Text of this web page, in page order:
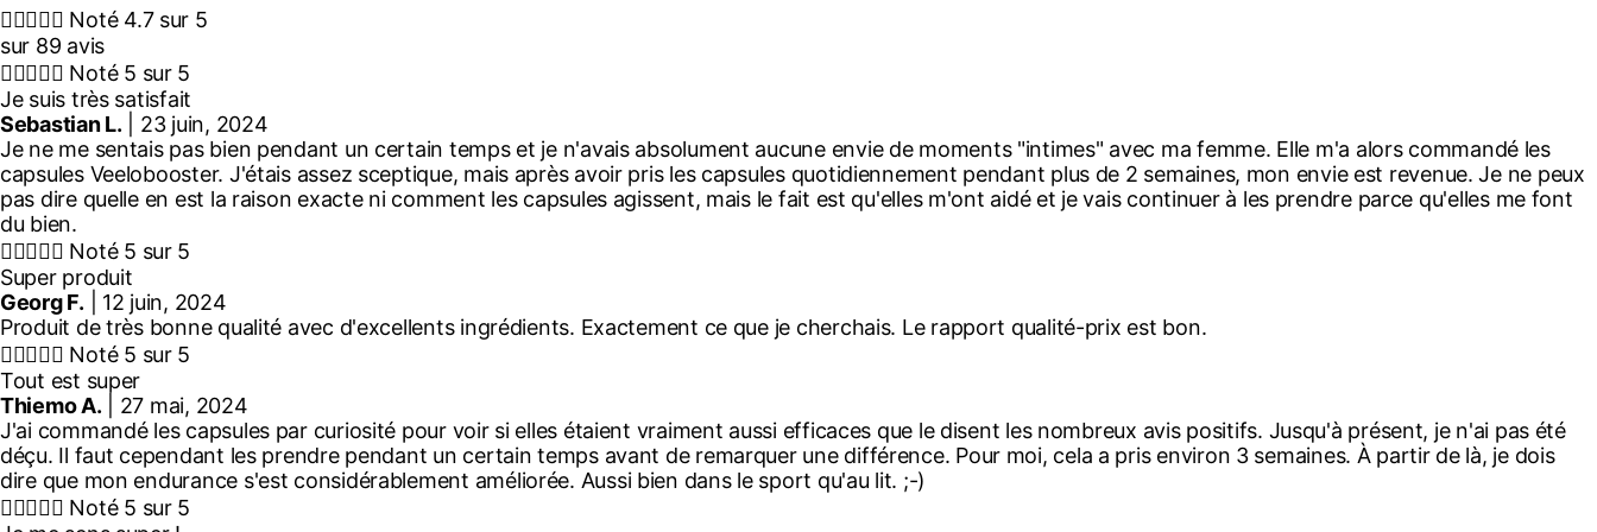
 Noté 4.7 sur 5
sur 89 avis
 Noté 5 sur 5
Je suis très satisfait
Sebastian L. | 23 juin, 2024
Je ne me sentais pas bien pendant un certain temps et je n'avais absolument aucune envie de moments "intimes" avec ma femme. Elle m'a alors commandé les
capsules Veelobooster. J'étais assez sceptique, mais après avoir pris les capsules quotidiennement pendant plus de 2 semaines, mon envie est revenue. Je ne peux
pas dire quelle en est la raison exacte ni comment les capsules agissent, mais le fait est qu'elles m'ont aidé et je vais continuer à les prendre parce qu'elles me font
du bien.
 Noté 5 sur 5
Super produit
Georg F. | 12 juin, 2024
Produit de très bonne qualité avec d'excellents ingrédients. Exactement ce que je cherchais. Le rapport qualité-prix est bon.
 Noté 5 sur 5
Tout est super
Thiemo A. | 27 mai, 2024
J'ai commandé les capsules par curiosité pour voir si elles étaient vraiment aussi efficaces que le disent les nombreux avis positifs. Jusqu'à présent, je n'ai pas été
déçu. Il faut cependant les prendre pendant un certain temps avant de remarquer une différence. Pour moi, cela a pris environ 3 semaines. À partir de là, je dois
dire que mon endurance s'est considérablement améliorée. Aussi bien dans le sport qu'au lit. ;-)
 Noté 5 sur 5